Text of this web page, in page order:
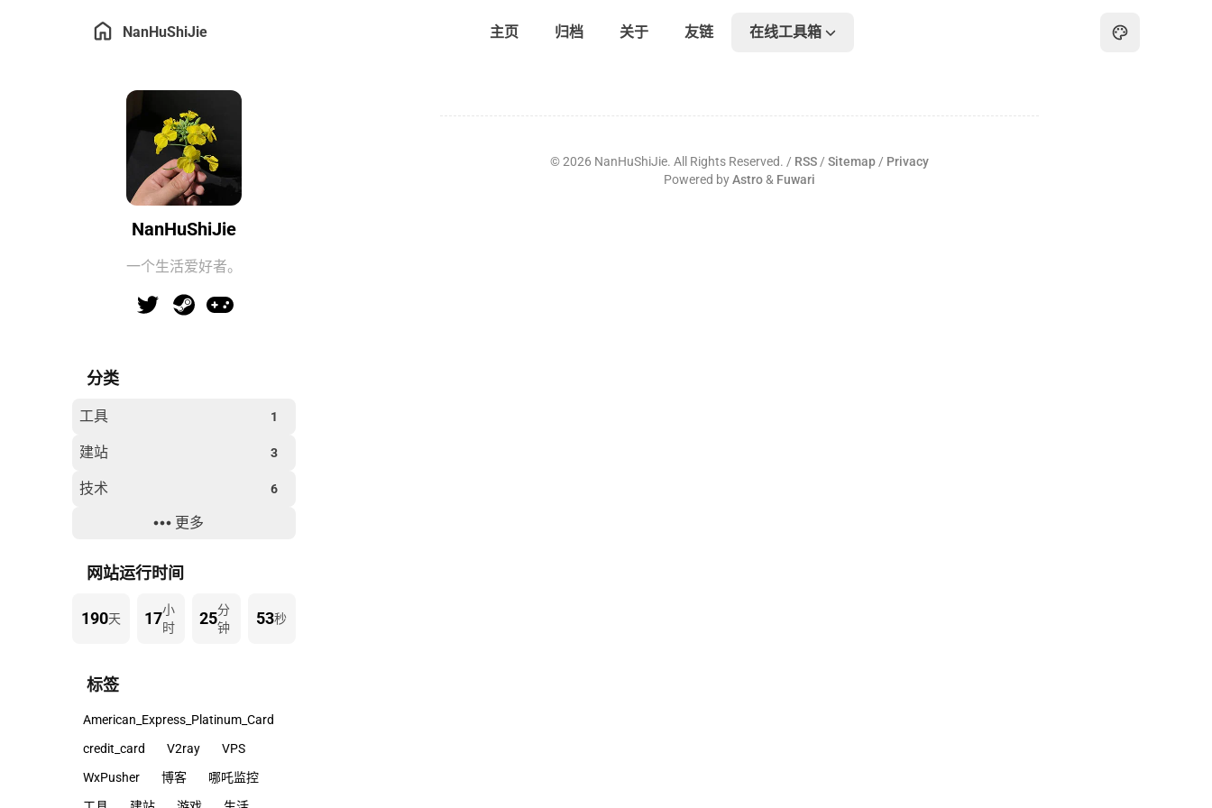
NanHuShiJie 主页 归档 关于 友链 在线工具箱
NanHuShiJie
一个生活爱好者。
分类
工具 1
建站 3
技术 6
过年
更多
网站运行时间
190天 17小
时
25分
钟
53秒
标签
American_Express_Platinum_Card
credit_card
V2ray
VPS
WxPusher
博客
哪吒监控
©2026 NanHuShiJie. All Rights Reserved. / RSS / Sitemap / Privacy
Powered byAstro& Fuwari